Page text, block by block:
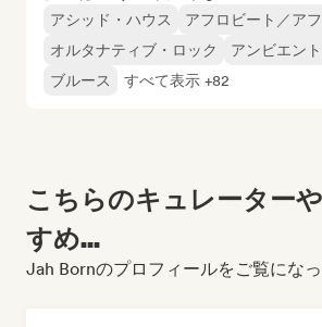
アシッド・ハウス
アフロビート／ア
オルタナティブ・ロック
アンビエント
ブルース
すべて表示 +82
こちらのキュレーター
すめ...
Jah Bornのプロフィールをご覧にな